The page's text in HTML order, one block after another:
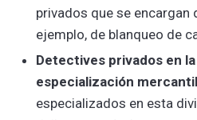
privados que se encargan
ejemplo, de blanqueo de
Detectives privados en
especialización mercantil
especializados en esta